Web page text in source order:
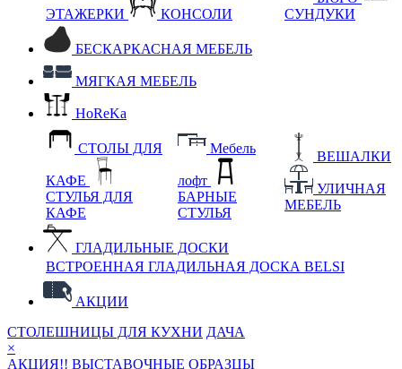
ЭТАЖЕРКИ КОНСОЛИ
СУНДУКИ
БЕСКАРКАСНАЯ МЕБЕЛЬ
МЯГКАЯ МЕБЕЛЬ
HoReKa
СТОЛЫ ДЛЯ
КАФЕ
СТУЛЬЯ ДЛЯ
КАФЕ
Мебель
лофт
БАРНЫЕ
СТУЛЬЯ
ВЕШАЛКИ
УЛИЧНАЯ
МЕБЕЛЬ
ГЛАДИЛЬНЫЕ ДОСКИ
ВСТРОЕННАЯ ГЛАДИЛЬНАЯ ДОСКА BELSI
АКЦИИ
СТОЛЕШНИЦЫ ДЛЯ КУХНИ ДАЧА
×
АКЦИЯ!! ВЫСТАВОЧНЫЕ ОБРАЗЦЫ